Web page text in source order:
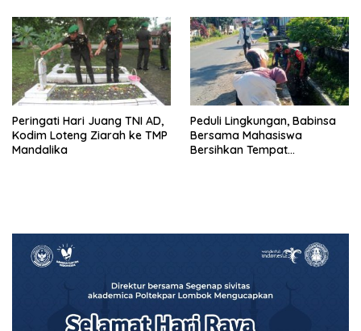
Peringati Hari Juang TNI AD,
Kodim Loteng Ziarah ke TMP
Mandalika
Peduli Lingkungan, Babinsa
Bersama Mahasiswa
Bersihkan Tempat